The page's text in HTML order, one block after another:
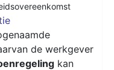
de werkgever
kan